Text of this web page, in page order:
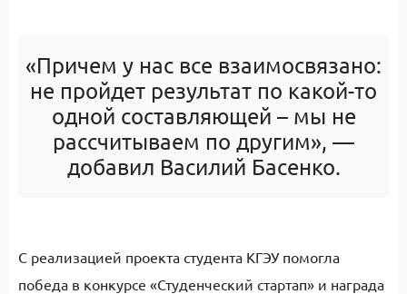
«Причем у нас все взаимосвязано:
не пройдет результат по какой-то
одной составляющей – мы не
рассчитываем по другим», —
добавил Василий Басенко.
С реализацией проекта студента КГЭУ помогла
победа в конкурсе «Студенческий стартап» и награда